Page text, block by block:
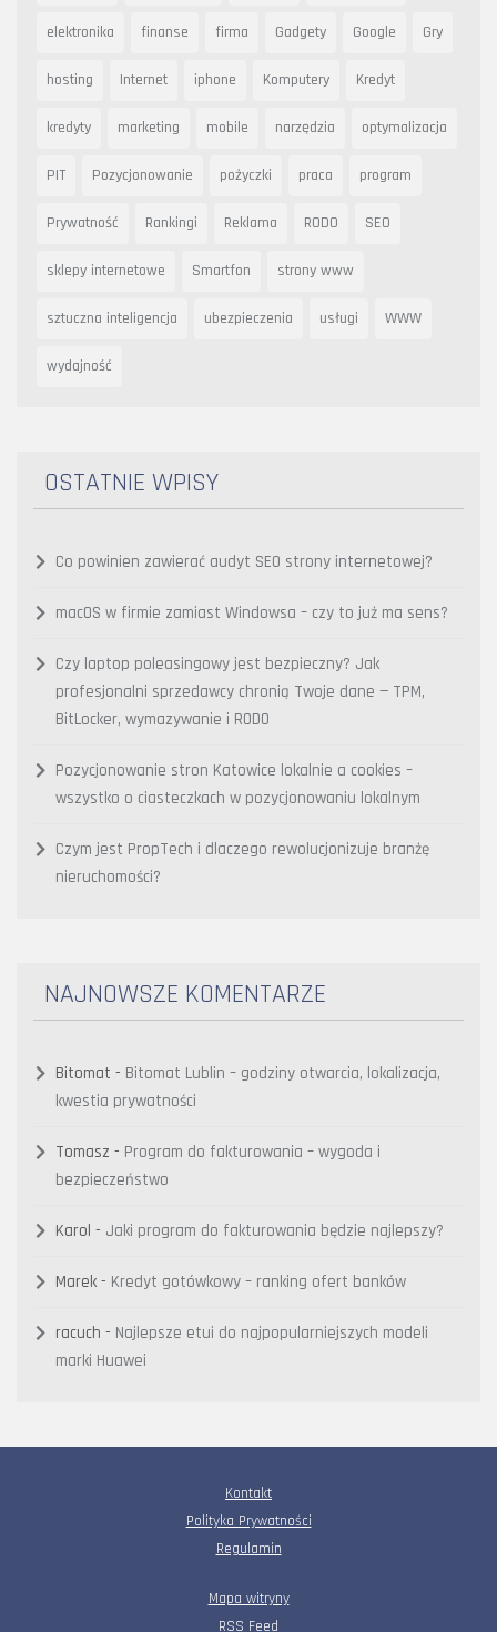
elektronika finanse firma Gadgety Google Gry
hosting Internet iphone Komputery Kredyt
kredyty marketing mobile narzędzia optymalizacja
PIT Pozycjonowanie pożyczki praca program
Prywatność Rankingi Reklama RODO SEO
sklepy internetowe Smartfon strony www
sztuczna inteligencja ubezpieczenia usługi WWW
wydajność
OSTATNIE WPISY
Co powinien zawierać audyt SEO strony internetowej?
macOS w firmie zamiast Windowsa – czy to już ma sens?
Czy laptop poleasingowy jest bezpieczny? Jak
profesjonalni sprzedawcy chronią Twoje dane — TPM,
BitLocker, wymazywanie i RODO
Pozycjonowanie stron Katowice lokalnie a cookies –
wszystko o ciasteczkach w pozycjonowaniu lokalnym
Czym jest PropTech i dlaczego rewolucjonizuje branżę
nieruchomości?
NAJNOWSZE KOMENTARZE
Bitomat - Bitomat Lublin – godziny otwarcia, lokalizacja,
kwestia prywatności
Tomasz - Program do fakturowania – wygoda i
bezpieczeństwo
Karol - Jaki program do fakturowania będzie najlepszy?
Marek - Kredyt gotówkowy – ranking ofert banków
racuch - Najlepsze etui do najpopularniejszych modeli
marki Huawei
Kontakt
Polityka Prywatności
Regulamin
Mapa witryny
RSS Feed